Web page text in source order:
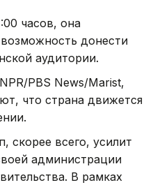
часов, она
донести
аудитории.
PBS News/Marist,
что страна движется
скорее всего, усилит
администрации
В рамках